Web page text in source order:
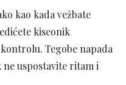
kao kada vežbate
kiseonik
Tegobe napada
uspostavite ritam i